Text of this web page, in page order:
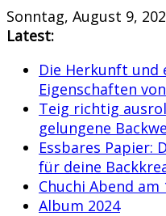
Skip
to
Sonntag, August 9,
Latest:
Die Herkunft und
Eigenschaften
Teig richtig
gelungene
Essbares Papier:
für deine
Chuchi Abend am
Album 2024